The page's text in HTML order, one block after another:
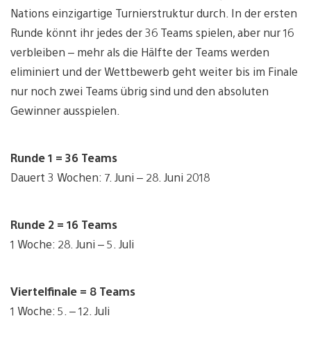
Nations einzigartige Turnierstruktur durch. In der ersten
Runde könnt ihr jedes der 36 Teams spielen, aber nur 16
verbleiben – mehr als die Hälfte der Teams werden
eliminiert und der Wettbewerb geht weiter bis im Finale
nur noch zwei Teams übrig sind und den absoluten
Gewinner ausspielen.
Runde 1 = 36 Teams
Dauert 3 Wochen: 7. Juni – 28. Juni 2018
Runde 2 = 16 Teams
1 Woche: 28. Juni – 5. Juli
Viertelfinale = 8 Teams
1 Woche: 5. – 12. Juli